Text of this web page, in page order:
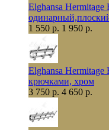
Elghansa
1 550 р. 1 950 р.
Elghansa
крючками, хром
3 750 р. 4 650 р.